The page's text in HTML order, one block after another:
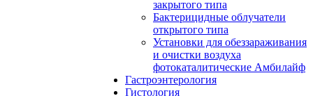
закрытого типа
Бактерицидные облучатели
открытого типа
Установки для обеззараживания
и очистки воздуха
фотокаталитические Амбилайф
Гастроэнтерология
Гистология